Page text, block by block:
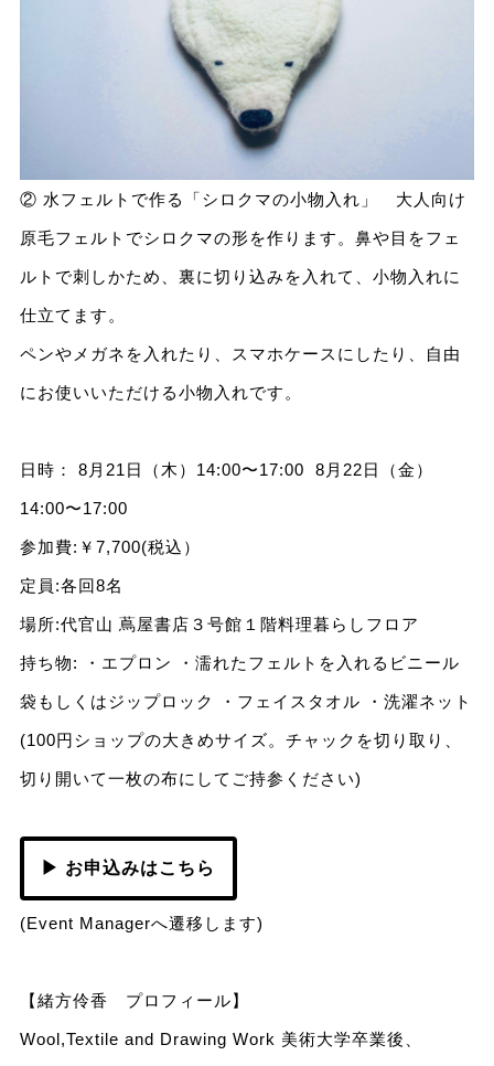
② 水フェルトで作る「シロクマの小物入れ」 大人向け
原毛フェルトでシロクマの形を作ります。鼻や目をフェ
ルトで刺しかため、裏に切り込みを入れて、小物入れに
仕立てます。
ペンやメガネを入れたり、スマホケースにしたり、自由
にお使いいただける小物入れです。
日時： 8月21日（木）14:00〜17:00 8月22日（金）
14:00〜17:00
参加費:￥7,700(税込）
定員:各回8名
場所:代官山 蔦屋書店３号館１階料理暮らしフロア
持ち物: ・エプロン ・濡れたフェルトを入れるビニール
袋もしくはジップロック ・フェイスタオル ・洗濯ネット
(100円ショップの大きめサイズ。チャックを切り取り、
切り開いて一枚の布にしてご持参ください)
▶ お申込みはこちら
(Event Managerへ遷移します)
【緒方伶香 プロフィール】
Wool,Textile and Drawing Work 美術大学卒業後、